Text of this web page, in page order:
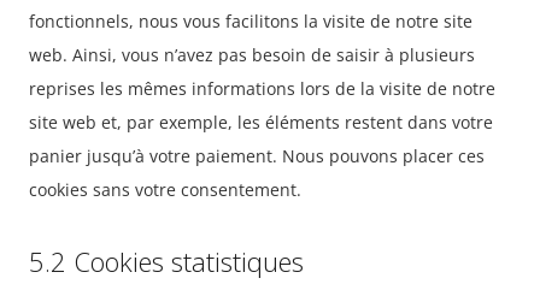
fonctionnels, nous vous facilitons la visite de notre site
web. Ainsi, vous n’avez pas besoin de saisir à plusieurs
reprises les mêmes informations lors de la visite de notre
site web et, par exemple, les éléments restent dans votre
panier jusqu’à votre paiement. Nous pouvons placer ces
cookies sans votre consentement.
5.2 Cookies statistiques